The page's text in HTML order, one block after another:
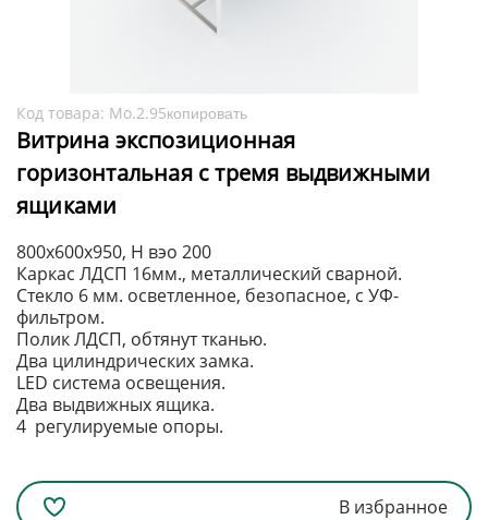
Код товара: Мо.2.95копировать
Витрина экспозиционная
горизонтальная с тремя выдвижными
ящиками
Каркас ЛДСП 16мм., металлический сварной.
Стекло 6 мм. осветленное, безопасное, с УФ-
фильтром.
Полик ЛДСП, обтянут тканью.
Два цилиндрических замка.
LED система освещения.
Два выдвижных ящика.
4 регулируемые опоры.
800x600x950, H вэо 200
В избранное